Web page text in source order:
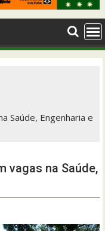
Saúde, Engenharia e
vagas na Saúde,